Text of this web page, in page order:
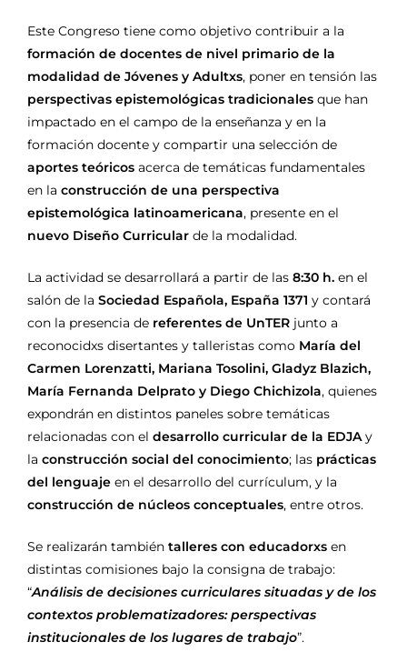
Este Congreso tiene como objetivo contribuir a la
formación de docentes de nivel primario de la
modalidad de Jóvenes y Adultxs, poner en tensión las
perspectivas epistemológicas tradicionales que han
impactado en el campo de la enseñanza y en la
formación docente y compartir una selección de
aportes teóricos acerca de temáticas fundamentales
en la construcción de una perspectiva
epistemológica latinoamericana, presente en el
nuevo Diseño Curricular de la modalidad.
La actividad se desarrollará a partir de las 8:30 h. en el
salón de la Sociedad Española, España 1371 y contará
con la presencia de referentes de UnTER junto a
reconocidxs disertantes y talleristas como María del
Carmen Lorenzatti, Mariana Tosolini, Gladyz Blazich,
María Fernanda Delprato y Diego Chichizola, quienes
expondrán en distintos paneles sobre temáticas
relacionadas con el desarrollo curricular de la EDJAy
la construcción social del conocimiento; las prácticas
del lenguaje en el desarrollo del currículum, y la
construcción de núcleos conceptuales, entre otros.
Se realizarán también talleres con educadorxs en
distintas comisiones bajo la consigna de trabajo:
“Análisis de decisiones curriculares situadas y de los
contextos problematizadores: perspectivas
institucionales de los lugares de trabajo”.